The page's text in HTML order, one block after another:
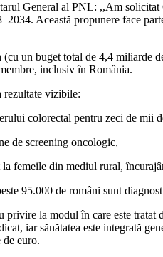
General al PNL: ,,Am
Această propunere face
un buget total de 4,4 miliarde
inclusiv în România.
rezultate vizibile:
colorectal pentru zeci de mii
de screening oncologic,
femeile din mediul rural,
95.000 de români sunt
privire la modul în care este
iar sănătatea este integrată
euro.